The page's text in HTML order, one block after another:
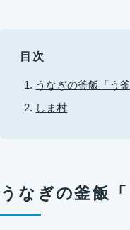
目次
うなぎの釜飯「う
しま村
うなぎの釜飯